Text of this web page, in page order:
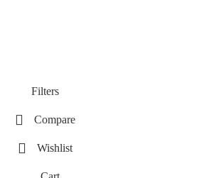
Filters
Compare
Wishlist